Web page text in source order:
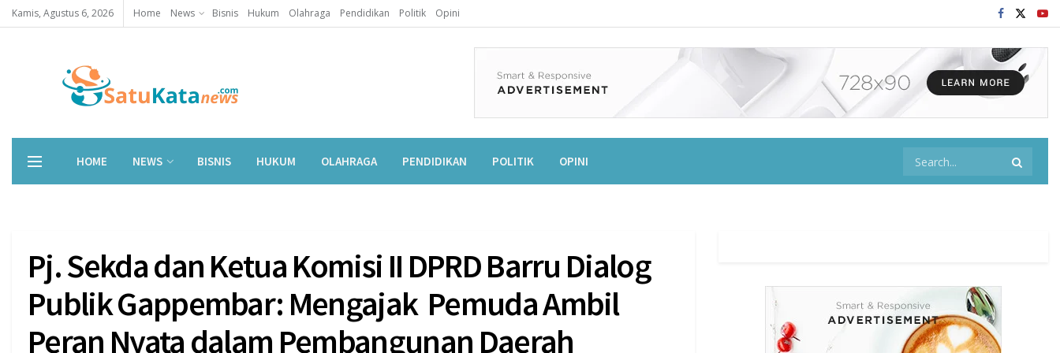
Kamis, Agustus 6, 2026 Home News Bisnis Hukum Olahraga Pendidikan Politik Opini
HOME NEWS BISNIS HUKUM OLAHRAGA PENDIDIKAN POLITIK OPINI
Pj. Sekda dan Ketua Komisi II DPRD Barru Dialog
Publik Gappembar: Mengajak Pemuda Ambil
Peran Nyata dalam Pembangunan Daerah